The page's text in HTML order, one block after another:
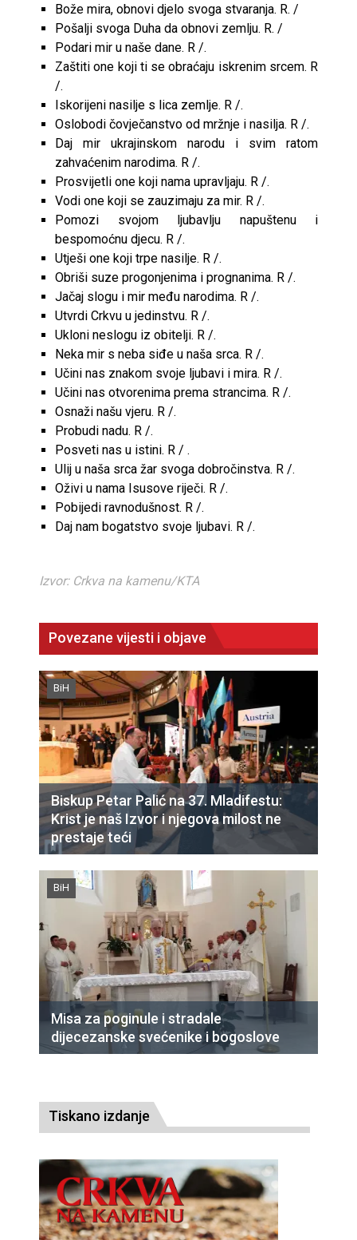
Bože mira, obnovi djelo svoga stvaranja. R. /
Pošalji svoga Duha da obnovi zemlju. R. /
Podari mir u naše dane. R /.
Zaštiti one koji ti se obraćaju iskrenim srcem. R
/.
Iskorijeni nasilje s lica zemlje. R /.
Oslobodi čovječanstvo od mržnje i nasilja. R /.
Daj mir ukrajinskom narodu i svim ratom
zahvaćenim narodima. R /.
Prosvijetli one koji nama upravljaju. R /.
Vodi one koji se zauzimaju za mir. R /.
Pomozi svojom ljubavlju napuštenu i
bespomoćnu djecu. R /.
Utješi one koji trpe nasilje. R /.
Obriši suze progonjenima i prognanima. R /.
Jačaj slogu i mir među narodima. R /.
Utvrdi Crkvu u jedinstvu. R /.
Ukloni neslogu iz obitelji. R /.
Neka mir s neba siđe u naša srca. R /.
Učini nas znakom svoje ljubavi i mira. R /.
Učini nas otvorenima prema strancima. R /.
Osnaži našu vjeru. R /.
Probudi nadu. R /.
Posveti nas u istini. R / .
Ulij u naša srca žar svoga dobročinstva. R /.
Oživi u nama Isusove riječi. R /.
Pobijedi ravnodušnost. R /.
Daj nam bogatstvo svoje ljubavi. R /.
Izvor: Crkva na kamenu/KTA
Povezane vijesti i objave
BiH
Biskup Petar Palić na 37. Mladifestu:
Krist je naš Izvor i njegova milost ne
prestaje teći
BiH
Misa za poginule i stradale
dijecezanske svećenike i bogoslove
Tiskano izdanje